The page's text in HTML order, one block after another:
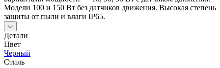
Модели 100 и 150 Вт без датчиков движения. Высокая степень
защиты от пыли и влаги IP65.
Детали
Цвет
Черный
Стиль